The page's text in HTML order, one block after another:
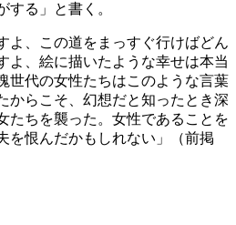
する」と書く。
よ、この道をまっすぐ行けばどん
よ、絵に描いたような幸せは本当
代の女性たちはこのような言葉
からこそ、幻想だと知ったとき深
たちを襲った。女性であることを
を恨んだかもしれない」（前掲